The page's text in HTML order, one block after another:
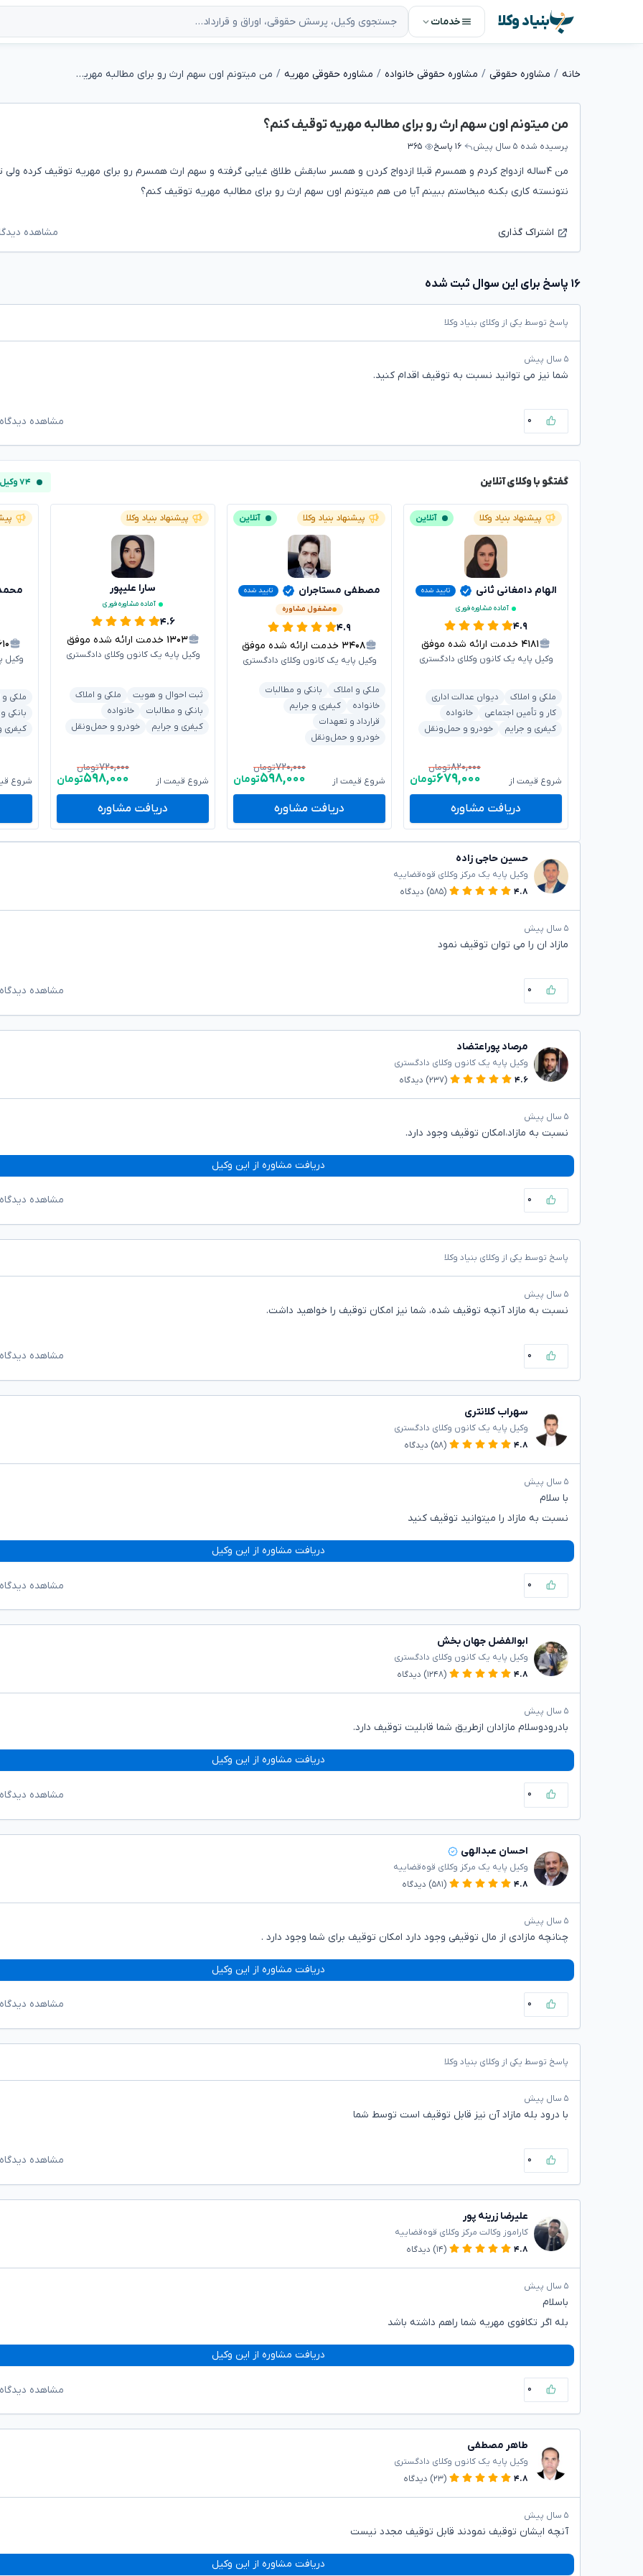
بنیاد وکلا خدمات
خانه مشاوره حقوقی مشاوره حقوقی خانواده مشاوره حقوقی مهریه من میتونم اون سهم ارث رو برای مطالبه مهریه توقیف کنم؟
من میتونم اون سهم ارث رو برای مطالبه مهریه توقیف کنم؟
پرسیده شده ۵ سال پیش ۱۶ پاسخ ۳۶۵
من ۴ساله ازدواج کردم و همسرم قبلا ازدواج کردن و همسر سابقش طلاق غیابی گرفته و سهم ارث همسرم رو برای مهریه توقیف کرده ولی
نتونسته کاری بکنه میخاستم ببینم آیا من هم میتونم اون سهم ارث رو برای مطالبه مهریه توقیف کنم؟
اشتراک گذاری مشاهده
۱۶ پاسخ برای این سوال ثبت شده
پاسخ توسط یکی از وکلای بنیاد وکلا
۵ سال پیش
شما نیز می توانید نسبت به توقیف اقدام کنید.
۰ مشاهده
گفتگو با وکلای آنلاین ۷۴ وکیل آنلاین
پیشنهاد بنیاد وکلا آنلاین
الهام دامغانی ثانی
تایید شده
آماده مشاوره فوری
۴.۹
۴۱۸۱ خدمت ارائه شده موفق
وکیل پایه یک کانون وکلای دادگستری
ملکی و املاک
دیوان عدالت اداری
کار و تأمین اجتماعی
خانواده
کیفری و جرایم
خودرو و حمل‌ونقل
شروع قیمت از
۸۲۰,۰۰۰تومان
۶۷۹,۰۰۰تومان
دریافت مشاوره
پیشنهاد بنیاد وکلا آنلاین
مصطفی مستاجران
تایید شده
مشغول مشاوره
۴.۹
۳۴۰۸ خدمت ارائه شده موفق
وکیل پایه یک کانون وکلای دادگستری
ملکی و املاک
بانکی و مطالبات
خانواده
کیفری و جرایم
قرارداد و تعهدات
خودرو و حمل‌ونقل
شروع قیمت از
۷۲۰,۰۰۰تومان
۵۹۸,۰۰۰تومان
دریافت مشاوره
پیشنهاد بنیاد وکلا
سارا علیپور
آماده مشاوره فوری
۴.۶
۱۳۰۳ خدمت ارائه شده موفق
وکیل پایه یک کانون وکلای دادگستری
ثبت احوال و هویت
ملکی و املاک
بانکی و مطالبات
خانواده
کیفری و جرایم
خودرو و حمل‌ونقل
شروع قیمت از
۷۲۰,۰۰۰تومان
۵۹۸,۰۰۰تومان
دریافت مشاوره
وکیل
ملکی و
بانکی
کیفری
شروع
حسین حاجی زاده
وکیل پایه یک مرکز وکلای قوه‌قضاییه
۴.۸
(۵۸۵) دیدگاه
۵ سال پیش
مازاد ان را می توان توقیف نمود
۰ مشاهده
مرصاد پوراعتضاد
وکیل پایه یک کانون وکلای دادگستری
۴.۶
(۲۳۷) دیدگاه
۵ سال پیش
نسبت به مازاد،امکان توقیف وجود دارد.
دریافت مشاوره از این وکیل
۰ مشاهده
پاسخ توسط یکی از وکلای بنیاد وکلا
۵ سال پیش
نسبت به مازاد آنچه توقیف شده، شما نیز امکان توقیف را خواهید داشت.
۰ مشاهده
سهراب کلانتری
وکیل پایه یک کانون وکلای دادگستری
۴.۸
(۵۸) دیدگاه
۵ سال پیش
با سلام
نسبت به مازاد را میتوانید توقیف کنید
دریافت مشاوره از این وکیل
۰ مشاهده
ابوالفضل جهان بخش
وکیل پایه یک کانون وکلای دادگستری
۴.۸
(۱۲۴۸) دیدگاه
۵ سال پیش
بادرودوسلام مازادان ازطریق شما قابلیت توقیف دارد.
دریافت مشاوره از این وکیل
۰ مشاهده
احسان عبدالهی
وکیل پایه یک مرکز وکلای قوه‌قضاییه
۴.۸
(۵۸۱) دیدگاه
۵ سال پیش
چنانچه مازادی از مال توقیفی وجود دارد امکان توقیف برای شما وجود دارد .
دریافت مشاوره از این وکیل
۰ مشاهده
پاسخ توسط یکی از وکلای بنیاد وکلا
۵ سال پیش
با درود بله مازاد آن نیز قابل توقیف است توسط شما
۰ مشاهده
علیرضا زرینه پور
کاراموز وکالت مرکز وکلای قوه‌قضاییه
۴.۸
(۱۴) دیدگاه
۵ سال پیش
باسلام
بله اگر تکافوی مهریه شما راهم داشته باشد
دریافت مشاوره از این وکیل
۰ مشاهده
طاهر مصطفی
وکیل پایه یک کانون وکلای دادگستری
۴.۸
(۲۳) دیدگاه
۵ سال پیش
آنچه ایشان توقیف نمودند قابل توقیف مجدد نیست
دریافت مشاوره از این وکیل